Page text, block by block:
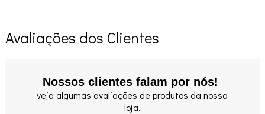
Avaliações dos Clientes
Nossos clientes falam por nós!
veja algumas avaliações de produtos da nossa
loja.